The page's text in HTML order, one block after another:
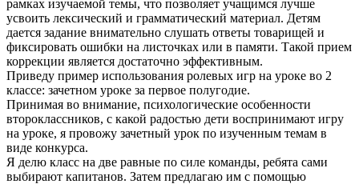
рамках изучаемой темы, что позволяет учащимся лучше
усвоить лексический и грамматический материал. Детям
дается задание внимательно слушать ответы товарищей и
фиксировать ошибки на листочках или в памяти. Такой прием
коррекции является достаточно эффективным.
Приведу пример использования ролевых игр на уроке во 2
классе: зачетном уроке за первое полугодие.
Принимая во внимание, психологические особенности
второклассников, с какой радостью дети воспринимают игру
на уроке, я провожу зачетный урок по изученным темам в
виде конкурса.
Я делю класс на две равные по силе команды, ребята сами
выбирают капитанов. Затем предлагаю им с помощью